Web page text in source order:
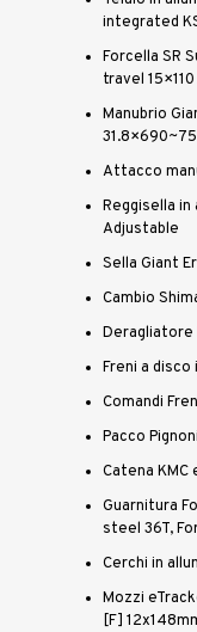
integrated
Forcella SR
travel
Manubrio
Attacco
Reggisella
Adjustable
Sella Giant
Cambio
Deragliatore
Freni a disco
Comandi
Pacco
Catena KMC
Guarnitura
steel 36T,
Cerchi in
Mozzi
[F]